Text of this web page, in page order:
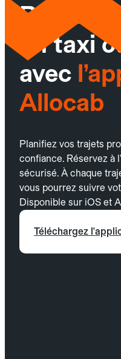
un taxi
avec
Allocab
Planifiez vos trajets
confiance. Réservez à
sécurisé. À chaque
vous pourrez suivre
Disponible sur iOS et
Téléchargez